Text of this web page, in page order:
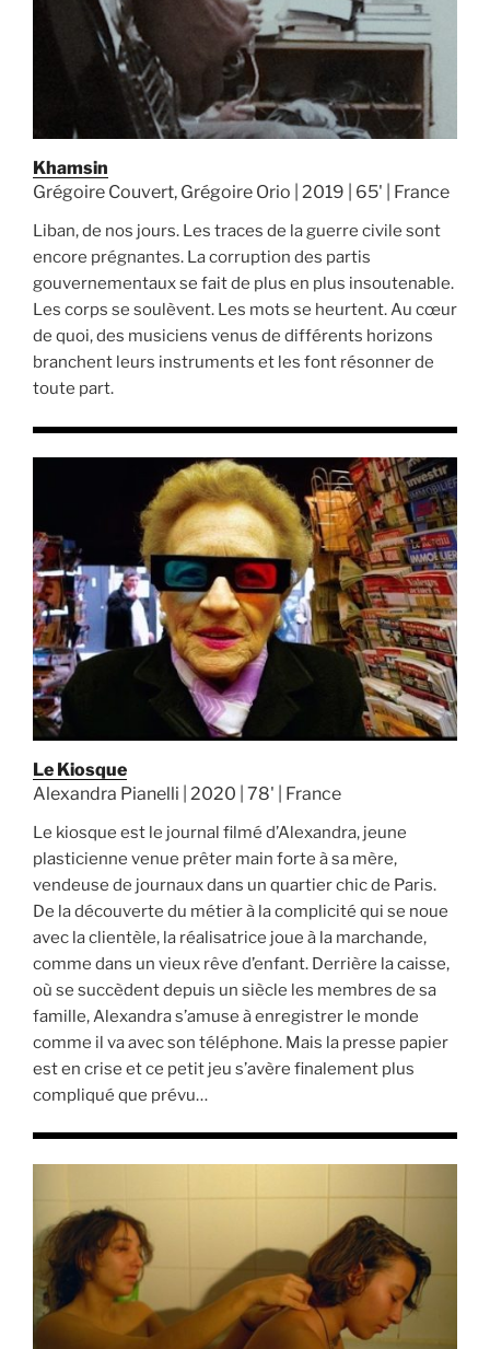
Khamsin
Grégoire Couvert, Grégoire Orio | 2019 | 65' | France
Liban, de nos jours. Les traces de la guerre civile sont
encore prégnantes. La corruption des partis
gouvernementaux se fait de plus en plus insoutenable.
Les corps se soulèvent. Les mots se heurtent. Au cœur
de quoi, des musiciens venus de différents horizons
branchent leurs instruments et les font résonner de
toute part.
Le Kiosque
Alexandra Pianelli | 2020 | 78' | France
Le kiosque est le journal filmé d’Alexandra, jeune
plasticienne venue prêter main forte à sa mère,
vendeuse de journaux dans un quartier chic de Paris.
De la découverte du métier à la complicité qui se noue
avec la clientèle, la réalisatrice joue à la marchande,
comme dans un vieux rêve d’enfant. Derrière la caisse,
où se succèdent depuis un siècle les membres de sa
famille, Alexandra s’amuse à enregistrer le monde
comme il va avec son téléphone. Mais la presse papier
est en crise et ce petit jeu s’avère finalement plus
compliqué que prévu…